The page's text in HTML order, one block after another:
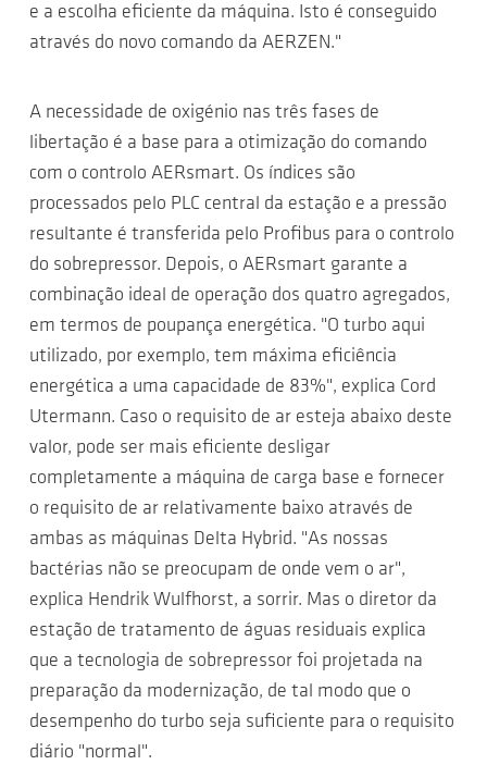
e a escolha eficiente da máquina. Isto é conseguido
através do novo comando da AERZEN."
A necessidade de oxigénio nas três fases de
libertação é a base para a otimização do comando
com o controlo AERsmart. Os índices são
processados pelo PLC central da estação e a pressão
resultante é transferida pelo Profibus para o controlo
do sobrepressor. Depois, o AERsmart garante a
combinação ideal de operação dos quatro agregados,
em termos de poupança energética. "O turbo aqui
utilizado, por exemplo, tem máxima eficiência
energética a uma capacidade de 83%", explica Cord
Utermann. Caso o requisito de ar esteja abaixo deste
valor, pode ser mais eficiente desligar
completamente a máquina de carga base e fornecer
o requisito de ar relativamente baixo através de
ambas as máquinas Delta Hybrid. "As nossas
bactérias não se preocupam de onde vem o ar",
explica Hendrik Wulfhorst, a sorrir. Mas o diretor da
estação de tratamento de águas residuais explica
que a tecnologia de sobrepressor foi projetada na
preparação da modernização, de tal modo que o
desempenho do turbo seja suficiente para o requisito
diário "normal".